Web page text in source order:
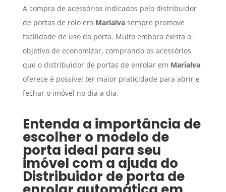
A compra de acessórios indicados pelo distribuidor
de portas de rolo em Marialvasempre promove
facilidade de uso da porta. Muito embora exista o
objetivo de economizar, comprando os acessórios
que o distribuidor de portas de enrolar em Marialva
oferece é possível ter maior praticidade para abrir e
fechar o imóvel no dia a dia.
Entenda a importância de
escolher o modelo de
porta ideal para seu
imóvel com a ajuda do
Distribuidor de porta de